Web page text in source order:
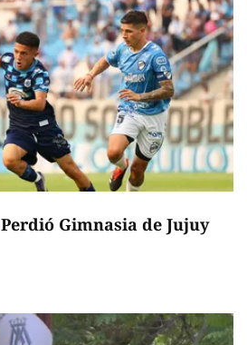
Perdió Gimnasia de Jujuy